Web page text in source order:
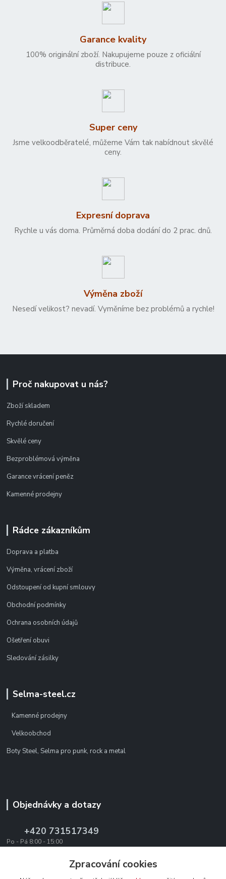
Garance kvality
100% originální zboží. Nakupujeme pouze z oficiální
distribuce.
Super ceny
Jsme velkoodběratelé, můžeme Vám tak nabídnout skvělé
ceny.
Expresní doprava
Rychle u vás doma. Průměrná doba dodání do 2 prac. dnů.
Výměna zboží
Nesedí velikost? nevadí. Vyměníme bez problémů a rychle!
Proč nakupovat u nás?
Zboží skladem
Rychlé doručení
Skvělé ceny
Bezproblémová výměna
Garance vrácení peněz
Kamenné prodejny
Rádce zákazníkům
Doprava a platba
Výměna, vrácení zboží
Odstoupení od kupní smlouvy
Obchodní podmínky
Ochrana osobních údajů
Ošetření obuvi
Sledování zásilky
Selma-steel.cz
Kamenné prodejny
Velkoobchod
Boty Steel, Selma pro punk, rock a metal
Objednávky a dotazy
+420 731517349
Po - Pá 8:00 - 15:00
office@texevo.czZpracování cookies